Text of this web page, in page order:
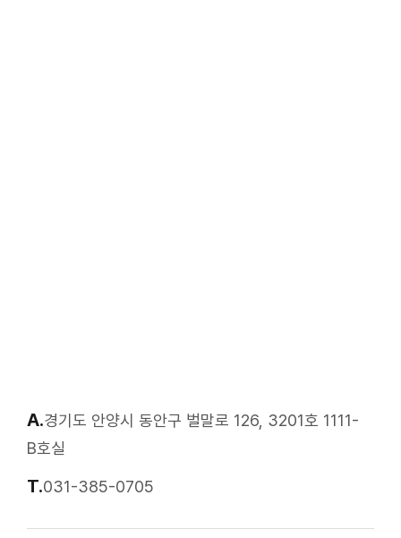
A.경기도 안양시 동안구 벌말로 126, 3201호 1111-
B호실
T.031-385-0705